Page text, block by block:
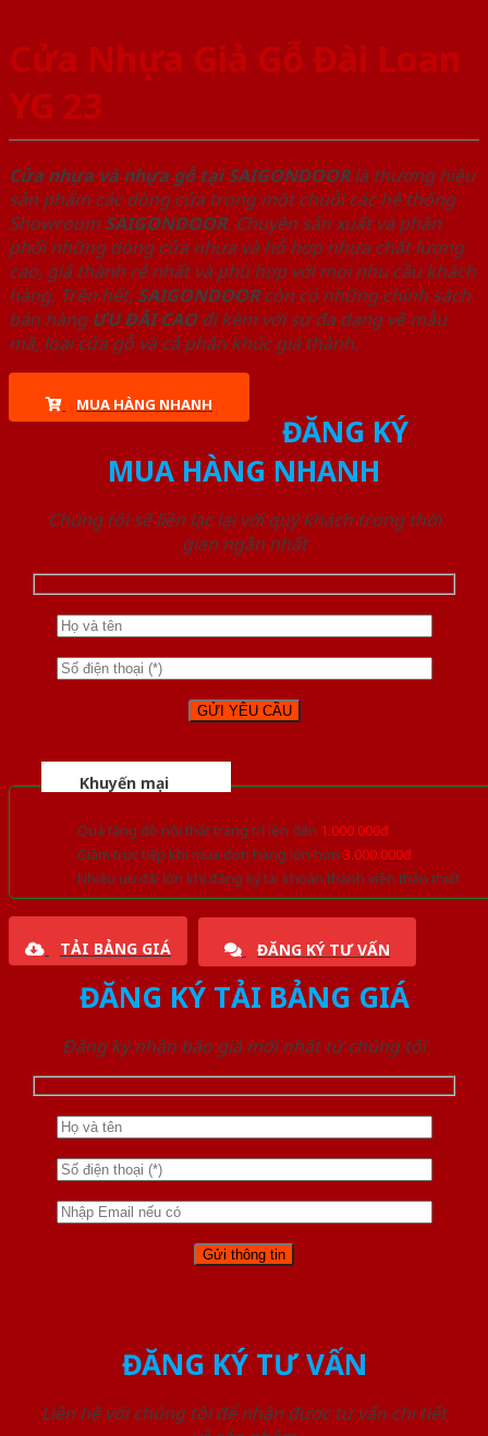
Cửa Nhựa Giả Gỗ Đài Loan
YG 23
Cửa nhựa và nhựa gỗ tại SAIGONDOORlà thương hiệu
sản phẩm các dòng cửa trong một chuỗi các hệ thống
Showroom SAIGONDOOR. Chuyên sản xuất và phân
phối những dòng cửa nhựa và hỗ hợp nhựa chất lượng
cao, giá thành rẻ nhất và phù hợp với mọi nhu cầu khách
hàng. Trên hết, SAIGONDOORcòn có những chính sách
bán hàng ƯU ĐÃI CAOđi kèm với sự đa dạng về mẫu
mã, loại cửa gỗ và cả phân khúc giá thành.
MUA HÀNG NHANH
ĐĂNG KÝ
MUA HÀNG NHANH
Chúng tôi sẽ liên lạc lại với quý khách trong thời
gian ngắn nhất
Khuyến mại
Quà tặng đồ nội thất trang trí lên đến 1.000.000đ
Giảm trực tiếp khi mua đơn hàng lớn hơn 3.000.000đ
Nhiều ưu đãi lớn khi đăng ký tài khoản thành viên thân thiết
TẢI BẢNG GIÁ ĐĂNG KÝ TƯ VẤN
ĐĂNG KÝ TẢI BẢNG GIÁ
Đăng ký nhận báo giá mới nhất từ chúng tôi
ĐĂNG KÝ TƯ VẤN
Liên hệ với chúng tôi để nhận được tư vấn chi tiết